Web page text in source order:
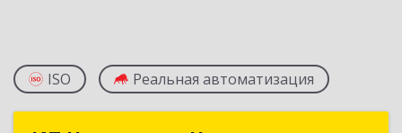
ISO Реальная автоматизация